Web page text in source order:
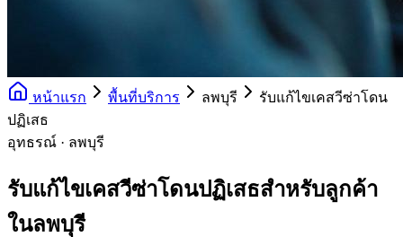
หน้าแรก พื้นที่บริการ ลพบุรี
รับแก้ไขเคสวีซ่าโดน
ปฏิเสธ
อุทธรณ์ · ลพบุรี
รับแก้ไขเคสวีซ่าโดนปฏิเสธสำหรับลูกค้า
ในลพบุรี